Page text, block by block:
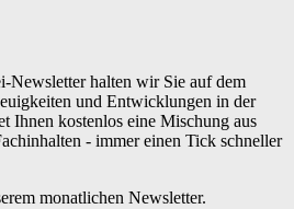
Newsletter halten wir Sie auf dem
und Entwicklungen in der
Ihnen kostenlos eine Mischung aus
- immer einen Tick schneller
monatlichen Newsletter.